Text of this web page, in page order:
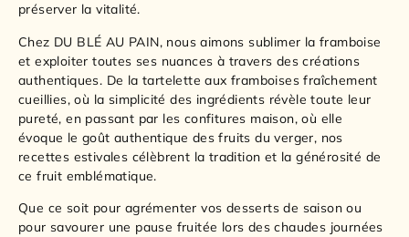
préserver la vitalité.
Chez DU BLÉ AU PAIN, nous aimons sublimer la framboise
et exploiter toutes ses nuances à travers des créations
authentiques. De la tartelette aux framboises fraîchement
cueillies, où la simplicité des ingrédients révèle toute leur
pureté, en passant par les confitures maison, où elle
évoque le goût authentique des fruits du verger, nos
recettes estivales célèbrent la tradition et la générosité de
ce fruit emblématique.
Que ce soit pour agrémenter vos desserts de saison ou
pour savourer une pause fruitée lors des chaudes journées